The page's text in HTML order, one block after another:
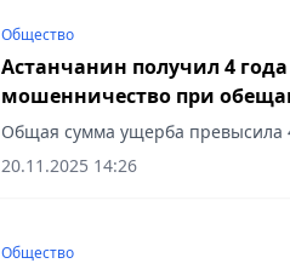
Общество
Астанчанин получил 4
мошенничество при
Общая сумма ущерба превысила
20.11.2025 14:26
Общество